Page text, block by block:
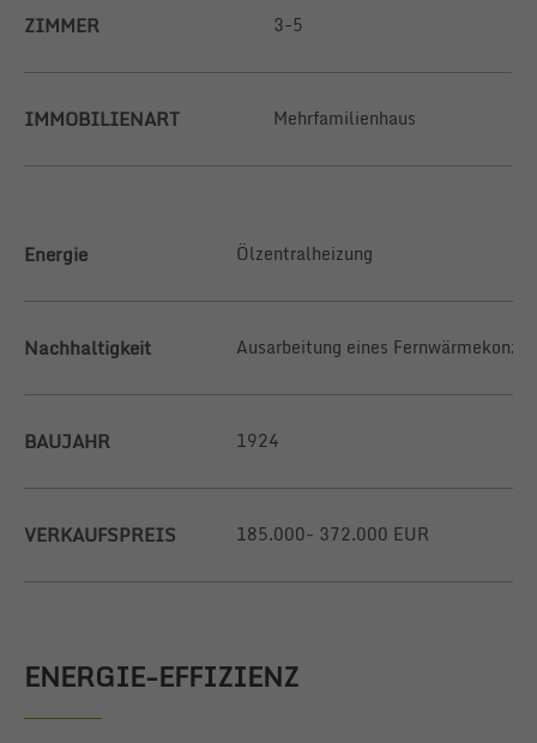
ZIMMER 3-5
IMMOBILIENART Mehrfamilienhaus
Energie Ölzentralheizung
Nachhaltigkeit Ausarbeitung eines
BAUJAHR 1924
VERKAUFSPREIS 185.000- 372.000 EUR
ENERGIE-EFFIZIENZ